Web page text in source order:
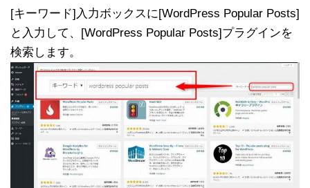
[キーワード]入力ボックスに[WordPress Popular Posts]
と入力して、[WordPress Popular Posts]プラグインを
検索します。